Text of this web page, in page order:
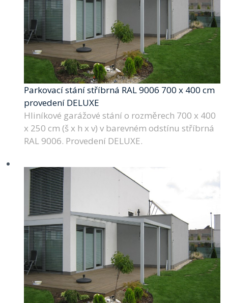
Parkovací stání stříbrná RAL 9006 700 x 400 cm
provedení DELUXE
Hliníkové garážové stání o rozměrech 700 x 400
x 250 cm (š x h x v) v barevném odstínu stříbrná
RAL 9006. Provedení DELUXE.